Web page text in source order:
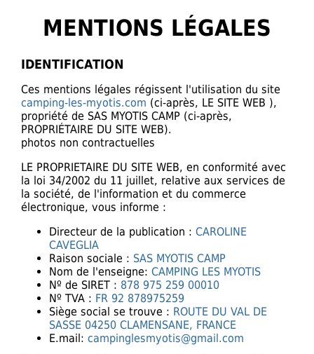
MENTIONS LÉGALES
IDENTIFICATION
Ces mentions légales régissent l'utilisation du site
camping-les-myotis.com (ci-après, LE SITE WEB ),
propriété de SAS MYOTIS CAMP (ci-après,
PROPRIÉTAIRE DU SITE WEB).
photos non contractuelles
LE PROPRIETAIRE DU SITE WEB, en conformité avec
la loi 34/2002 du 11 juillet, relative aux services de
la société, de l'information et du commerce
électronique, vous informe :
Directeur de la publication :CAROLINE
CAVEGLIA
Raison sociale : SAS MYOTIS CAMP
Nom de l'enseigne:CAMPING LES MYOTIS
Nº de SIRET : 878 975 259 00010
Nº TVA : FR 92 878975259
Siège social se trouve : ROUTE DU VAL DE
SASSE 04250 CLAMENSANE, FRANCE
E.mail:campinglesmyotis@gmail.com